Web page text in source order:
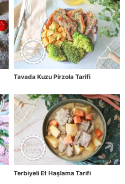
Tavada Kuzu Pirzola Tarifi
Terbiyeli Et Haşlama Tarifi